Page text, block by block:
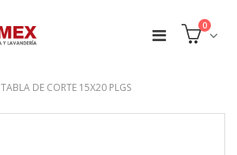
0
TABLA DE CORTE 15X20 PLGS